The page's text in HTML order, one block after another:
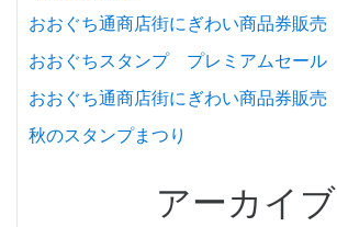
おおぐち通商店街にぎわい商品券販売
おおぐちスタンプ プレミアムセール
おおぐち通商店街にぎわい商品券販売
秋のスタンプまつり
アーカイブ